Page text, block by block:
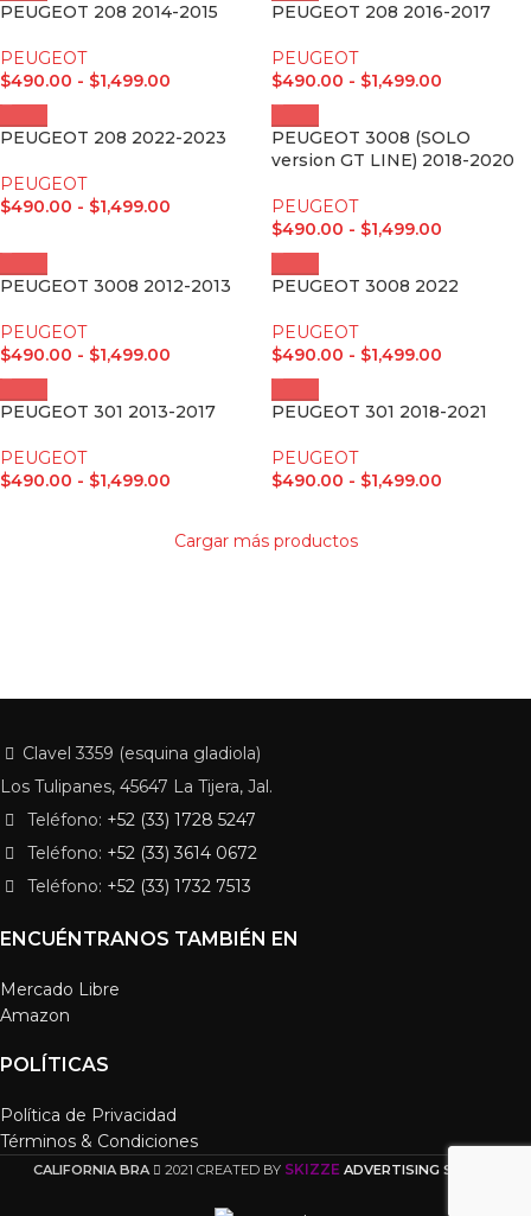
PEUGEOT 208 2014-2015
PEUGEOT
$490.00 - $1,499.00
PEUGEOT 208 2016-2017
PEUGEOT
$490.00 - $1,499.00
PEUGEOT 208 2022-2023
PEUGEOT
$490.00 - $1,499.00
PEUGEOT 3008 (SOLO
version GT LINE) 2018-2020
PEUGEOT
$490.00 - $1,499.00
PEUGEOT 3008 2012-2013
PEUGEOT
$490.00 - $1,499.00
PEUGEOT 3008 2022
PEUGEOT
$490.00 - $1,499.00
PEUGEOT 301 2013-2017
PEUGEOT
$490.00 - $1,499.00
PEUGEOT 301 2018-2021
PEUGEOT
$490.00 - $1,499.00
Cargar más productos
Clavel 3359 (esquina gladiola)
Los Tulipanes, 45647 La Tijera, Jal.
Teléfono: +52 (33) 1728 5247
Teléfono: +52 (33) 3614 0672
Teléfono: +52 (33) 1732 7513
ENCUÉNTRANOS TAMBIÉN EN
Mercado Libre
Amazon
POLÍTICAS
Política de Privacidad
Términos & Condiciones
CALIFORNIA BRA 2021 CREATED BY SKIZZE ADVERTISING STUDIO